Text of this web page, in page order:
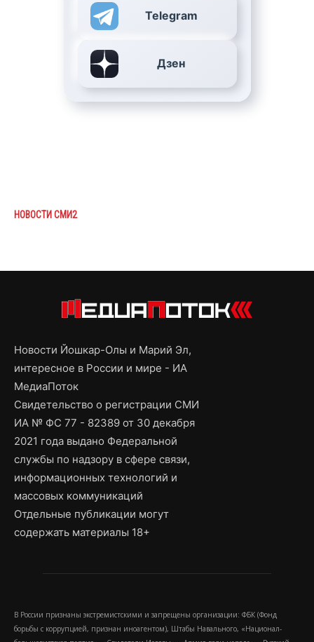
Telegram
Дзен
НОВОСТИ СМИ2
Новости Йошкар-Олы и Марий Эл,
интересное в России и мире - ИА
МедиаПоток
Свидетельство о регистрации СМИ
ИА № ФС 77 - 82389 от 30 декабря
2021 года выдано Федеральной
службы по надзору в сфере связи,
информационных технологий и
массовых коммуникаций
Отдельные публикации могут
содержать материалы 18+
В России признаны экстремистскими и запрещены организации: ФБК (Фонд
борьбы с коррупцией, признан иноагентом), Штабы Навального, «Национал-